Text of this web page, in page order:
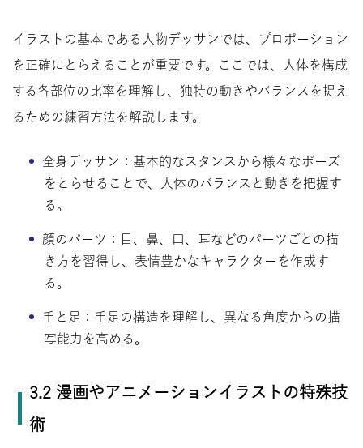
イラストの基本である人物デッサンでは、プロポーション
を正確にとらえることが重要です。ここでは、人体を構成
する各部位の比率を理解し、独特の動きやバランスを捉え
るための練習方法を解説します。
全身デッサン：基本的なスタンスから様々なポーズ
をとらせることで、人体のバランスと動きを把握す
る。
顔のパーツ：目、鼻、口、耳などのパーツごとの描
き方を習得し、表情豊かなキャラクターを作成す
る。
手と足：手足の構造を理解し、異なる角度からの描
写能力を高める。
3.2 漫画やアニメーションイラストの特殊技
術